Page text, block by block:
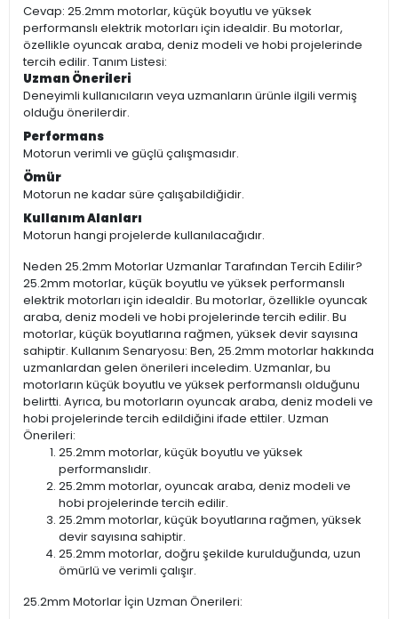
Cevap: 25.2mm motorlar, küçük boyutlu ve yüksek
performanslı elektrik motorları için idealdir. Bu motorlar,
özellikle oyuncak araba, deniz modeli ve hobi projelerinde
tercih edilir. Tanım Listesi:
Uzman Önerileri
Deneyimli kullanıcıların veya uzmanların ürünle ilgili vermiş
olduğu önerilerdir.
Performans
Motorun verimli ve güçlü çalışmasıdır.
Ömür
Motorun ne kadar süre çalışabildiğidir.
Kullanım Alanları
Motorun hangi projelerde kullanılacağıdır.
Neden 25.2mm Motorlar Uzmanlar Tarafından Tercih Edilir?
25.2mm motorlar, küçük boyutlu ve yüksek performanslı
elektrik motorları için idealdir. Bu motorlar, özellikle oyuncak
araba, deniz modeli ve hobi projelerinde tercih edilir. Bu
motorlar, küçük boyutlarına rağmen, yüksek devir sayısına
sahiptir. Kullanım Senaryosu: Ben, 25.2mm motorlar hakkında
uzmanlardan gelen önerileri inceledim. Uzmanlar, bu
motorların küçük boyutlu ve yüksek performanslı olduğunu
belirtti. Ayrıca, bu motorların oyuncak araba, deniz modeli ve
hobi projelerinde tercih edildiğini ifade ettiler. Uzman
Önerileri:
25.2mm motorlar, küçük boyutlu ve yüksek
performanslıdır.
25.2mm motorlar, oyuncak araba, deniz modeli ve
hobi projelerinde tercih edilir.
25.2mm motorlar, küçük boyutlarına rağmen, yüksek
devir sayısına sahiptir.
25.2mm motorlar, doğru şekilde kurulduğunda, uzun
ömürlü ve verimli çalışır.
25.2mm Motorlar İçin Uzman Önerileri: